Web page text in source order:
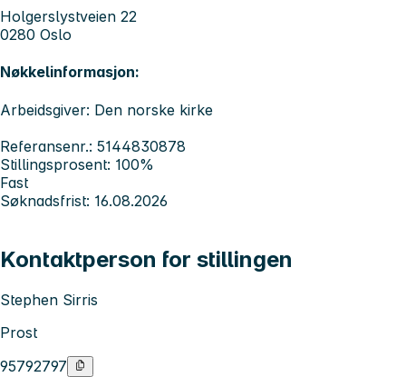
Holgerslystveien 22
0280 Oslo
Nøkkelinformasjon:
Arbeidsgiver: Den norske kirke
Referansenr.: 5144830878
Stillingsprosent: 100%
Fast
Søknadsfrist: 16.08.2026
Kontaktperson for stillingen
Stephen Sirris
Prost
95792797